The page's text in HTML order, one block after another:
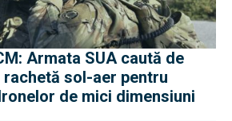
Armata SUA caută de
sol-aer pentru
de mici dimensiuni